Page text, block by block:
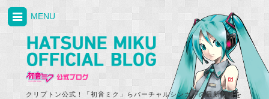
クリプトン公式！「初音ミク」らバーチャルシンガーの最新情報を
MENU